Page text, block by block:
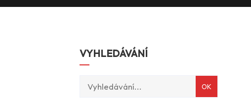
VYHLEDÁVÁNÍ